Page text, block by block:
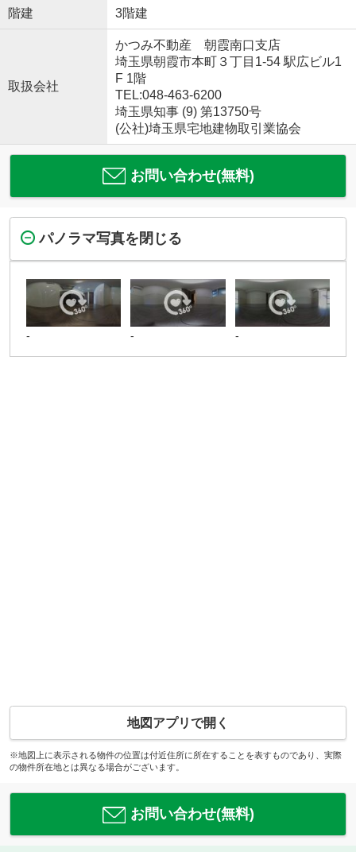
階建 3階建
取扱会社
かつみ不動産 朝霞南口支店
埼玉県朝霞市本町３丁目1-54 駅広ビル1
F 1階
TEL:048-463-6200
埼玉県知事 (9) 第13750号
(公社)埼玉県宅地建物取引業協会
お問い合わせ(無料)
パノラマ写真を閉じる
- - -
地図アプリで開く
※地図上に表示される物件の位置は付近住所に所在することを表すものであり、実際
の物件所在地とは異なる場合がございます。
お問い合わせ(無料)